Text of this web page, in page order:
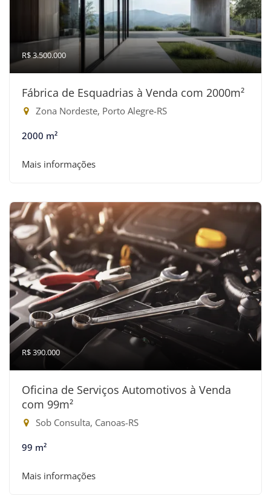
R$ 3.500.000
Fábrica de Esquadrias à Venda com 2000m²
Zona Nordeste, Porto Alegre-RS
2000 m²
Mais informações
R$ 390.000
Oficina de Serviços Automotivos à Venda
com 99m²
Sob Consulta, Canoas-RS
99 m²
Mais informações